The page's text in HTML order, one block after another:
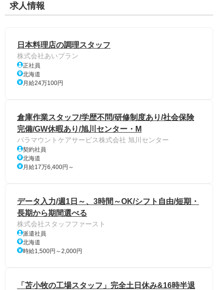
求人情報
日本料理店の調理スタッフ
株式会社あいプラン
正社員
北海道
月給24万100円
倉庫作業スタッフ/学歴不問/研修制度あり/社会保険
完備/GW休暇あり/旭川センター・M
パラマウントケアサービス株式会社 旭川センター
契約社員
北海道
月給17万6,400円～
データ入力/週1日～、3時間～OK/シフト自由/短期・
長期から期間選べる
株式会社スタッフファースト
派遣社員
北海道
時給1,500円～2,000円
「苫小牧の工場スタッフ」完全土日休み&16時半退